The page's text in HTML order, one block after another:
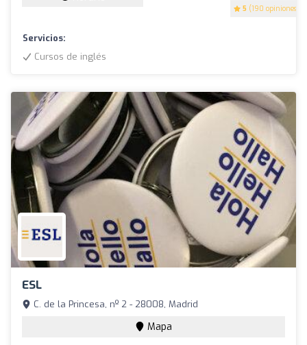
5 (190 opiniones)
Servicios:
Cursos de inglés
ESL
C. de la Princesa, nº 2 - 28008, Madrid
Mapa